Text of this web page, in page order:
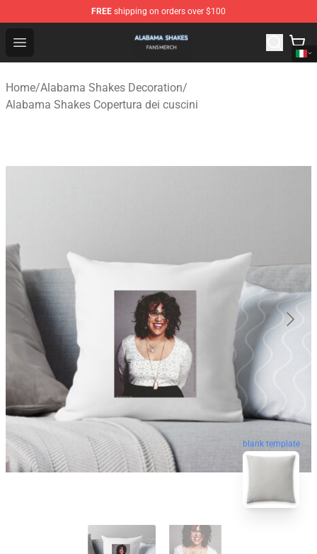
FREE shipping on orders over $100
Open menu
Alabama Shakes Shop - Official Alabama Shakes
Home/Alabama Shakes Decoration/
Alabama Shakes Copertura dei cuscini
blank template